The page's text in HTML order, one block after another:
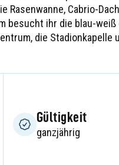
Cabrio-
besucht ihr die blau-
die Stadionkapelle
Gültigkeit
ganzjährig